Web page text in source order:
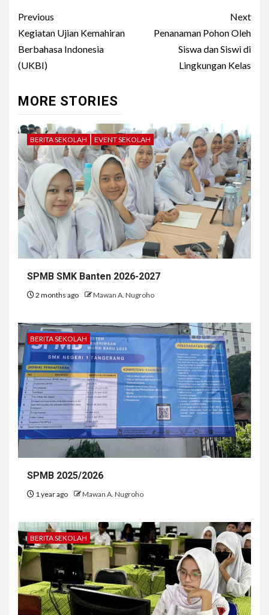
Post
navigation
Previous
Kegiatan Ujian Kemahiran
Berbahasa Indonesia
(UKBI)
Next
Penanaman Pohon Oleh
Siswa dan Siswi di
Lingkungan Kelas
MORE STORIES
BERITA SEKOLAH EVENT SEKOLAH
SPMB SMK Banten 2026-2027
2 months ago Mawan A. Nugroho
BERITA SEKOLAH
SPMB 2025/2026
1 year ago Mawan A. Nugroho
BERITA SEKOLAH